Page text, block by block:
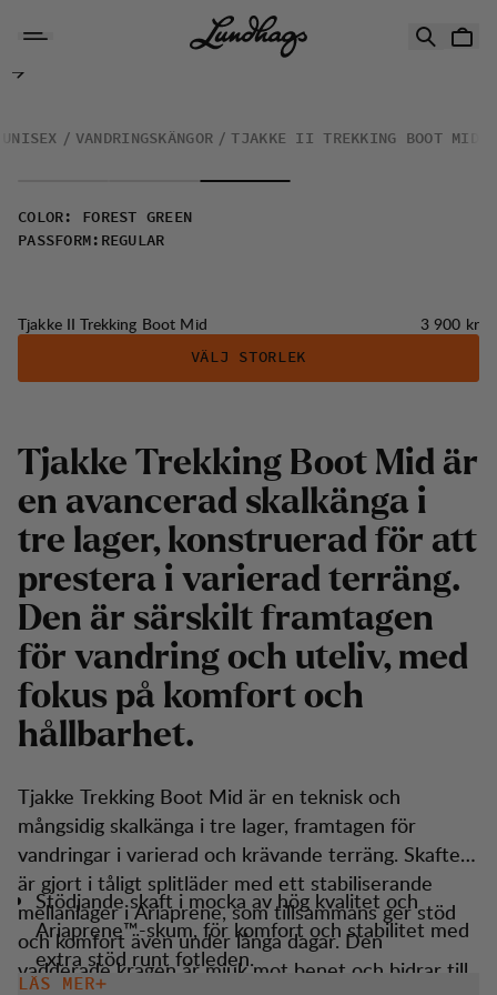
Tjakke II Trekking Boot Mid
UNISEX VANDRINGSKÄNGOR TJAKKE II TREKKING BOOT MID
COLOR :
FOREST GREEN
PASSFORM : REGULAR
Tjakke II Trekking Boot Mid Pris:
3 900 kr
VÄLJ STORLEK
Tjakke Trekking Boot Mid är
en avancerad skalkänga i
tre lager, konstruerad för att
prestera i varierad terräng.
Den är särskilt framtagen
för vandring och uteliv, med
fokus på komfort och
hållbarhet.
Tjakke Trekking Boot Mid är en teknisk och
mångsidig skalkänga i tre lager, framtagen för
vandringar i varierad och krävande terräng. Skaftet
är gjort i tåligt splitläder med ett stabiliserande
mellanlager i Ariaprene, som tillsammans ger stöd
och komfort även under långa dagar. Den
vadderade kragen är mjuk mot benet och bidrar till
Stödjande skaft i mocka av hög kvalitet och
Ariaprene™-skum, för komfort och stabilitet med
extra stöd runt fotleden.
LÄS MER